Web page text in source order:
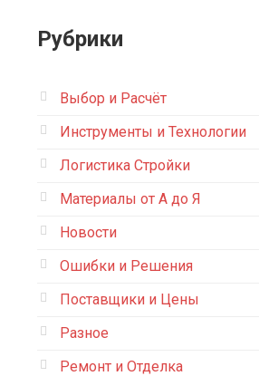
Рубрики
Выбор и Расчёт
Инструменты и Технологии
Логистика Стройки
Материалы от А до Я
Новости
Ошибки и Решения
Поставщики и Цены
Разное
Ремонт и Отделка